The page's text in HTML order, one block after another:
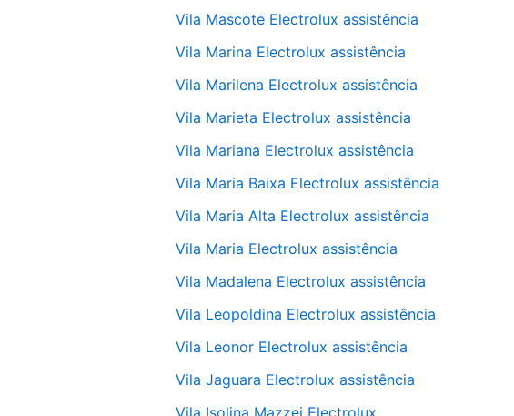
Vila Mascote Electrolux assistência
Vila Marina Electrolux assistência
Vila Marilena Electrolux assistência
Vila Marieta Electrolux assistência
Vila Mariana Electrolux assistência
Vila Maria Baixa Electrolux assistência
Vila Maria Alta Electrolux assistência
Vila Maria Electrolux assistência
Vila Madalena Electrolux assistência
Vila Leopoldina Electrolux assistência
Vila Leonor Electrolux assistência
Vila Jaguara Electrolux assistência
Vila Isolina Mazzei Electrolux